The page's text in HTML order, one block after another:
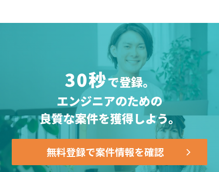
30秒で登録。
エンジニアのための
良質な案件を獲得しよう。
無料登録で案件情報を確認